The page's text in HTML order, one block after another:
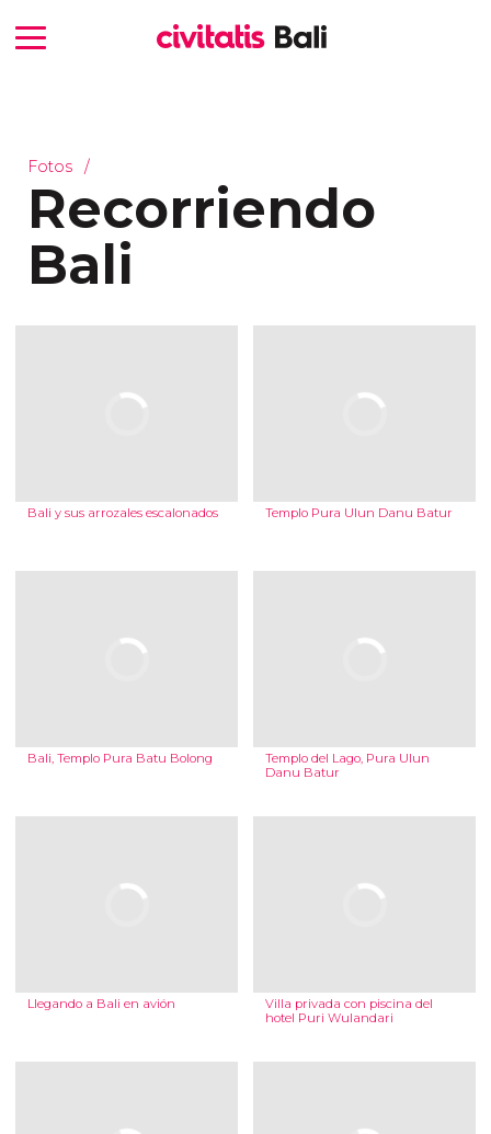
Fotos
Recorriendo
Bali
Bali y sus arrozales escalonados Templo Pura Ulun Danu Batur
Bali, Templo Pura Batu Bolong
Templo del Lago, Pura Ulun
Danu Batur
Llegando a Bali en avión
Villa privada con piscina del
hotel Puri Wulandari